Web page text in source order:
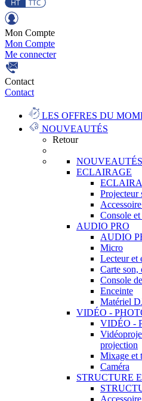
Mon Compte
Mon Compte
Me connecter
Contact
Contact
LES OFFRES DU
NOUVEAUTÉS
Retour
NOUVEAUTÉS
ECLAIRAGE
Projecteur
Console
AUDIO PRO
AUDIO
Micro
Lecteur et
Carte
Console
Enceinte
Matériel
VIDÉO -
VIDÉO -
projection
Mixage et
Caméra
STRUCTURE